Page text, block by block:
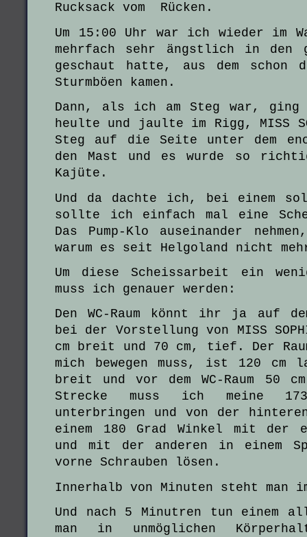
Rucksack vom Rücken.
Um 15:00 Uhr war ich wieder im
mehrfach sehr ängstlich in den
geschaut hatte, aus dem schon
Sturmböen kamen.
Dann, als ich am Steg war,
heulte und jaulte im Rigg, MISS
Steg auf die Seite unter dem
den Mast und es wurde so
Kajüte.
Und da dachte ich, bei einem
sollte ich einfach mal eine
Das Pump-Klo auseinander
warum es seit Helgoland nicht
Um diese Scheissarbeit ein
muss ich genauer werden:
Den WC-Raum könnt ihr ja auf
bei der Vorstellung von MISS
cm breit und 70 cm, tief. Der
mich bewegen muss, ist 120 cm
breit und vor dem WC-Raum 50
Strecke muss ich meine
unterbringen und von der
einem 180 Grad Winkel mit der
und mit der anderen in einem
vorne Schrauben lösen.
Innerhalb von Minuten steht man
Und nach 5 Minutren tun einem
man in unmöglichen